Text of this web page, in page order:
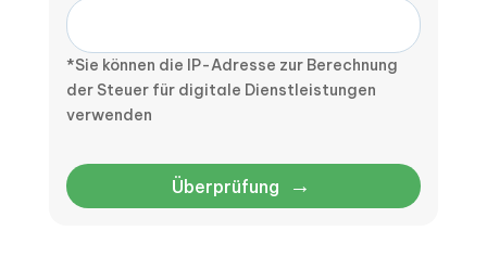
*Sie können die IP-Adresse zur Berechnung
der Steuer für digitale Dienstleistungen
verwenden
Überprüfung →